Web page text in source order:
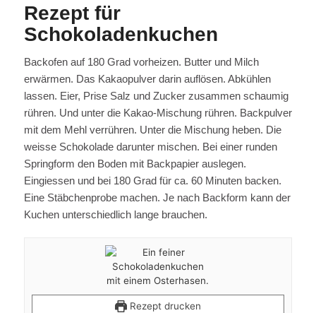
Rezept für
Schokoladenkuchen
Backofen auf 180 Grad vorheizen. Butter und Milch
erwärmen. Das Kakaopulver darin auflösen. Abkühlen
lassen. Eier, Prise Salz und Zucker zusammen schaumig
rühren. Und unter die Kakao-Mischung rühren. Backpulver
mit dem Mehl verrühren. Unter die Mischung heben. Die
weisse Schokolade darunter mischen. Bei einer runden
Springform den Boden mit Backpapier auslegen.
Eingiessen und bei 180 Grad für ca. 60 Minuten backen.
Eine Stäbchenprobe machen. Je nach Backform kann der
Kuchen unterschiedlich lange brauchen.
Rezept drucken